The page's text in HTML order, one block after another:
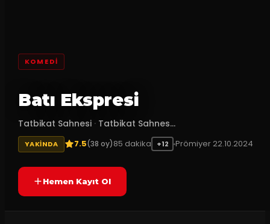
KOMEDI
Batı Ekspresi
Tatbikat Sahnesi · Tatbikat Sahnes...
YAKINDA 7.5(38 oy)85 dakika +12 Prömiyer 22.10.2024
Hemen Kayıt Ol